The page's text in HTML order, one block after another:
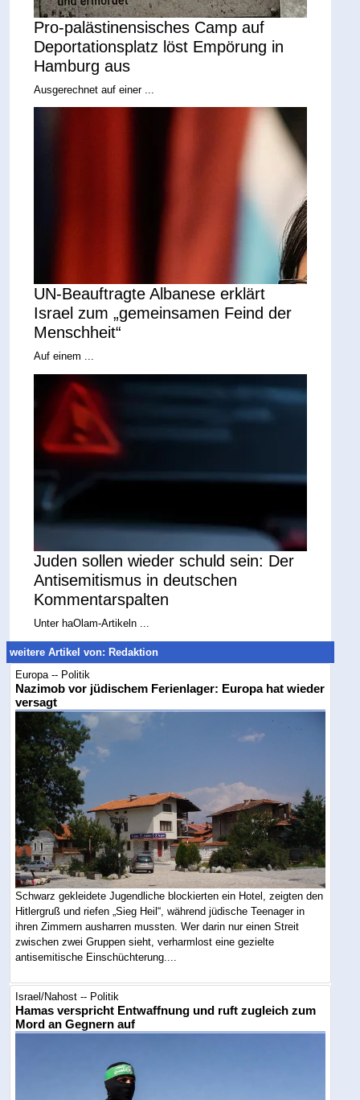
Pro-palästinensisches Camp auf
Deportationsplatz löst Empörung in
Hamburg aus
Ausgerechnet auf einer ...
UN-Beauftragte Albanese erklärt
Israel zum „gemeinsamen Feind der
Menschheit“
Auf einem ...
Juden sollen wieder schuld sein: Der
Antisemitismus in deutschen
Kommentarspalten
Unter haOlam-Artikeln ...
weitere Artikel von: Redaktion
Europa -- Politik
Nazimob vor jüdischem Ferienlager: Europa hat wieder
versagt
Schwarz gekleidete Jugendliche blockierten ein Hotel, zeigten den
Hitlergruß und riefen „Sieg Heil“, während jüdische Teenager in
ihren Zimmern ausharren mussten. Wer darin nur einen Streit
zwischen zwei Gruppen sieht, verharmlost eine gezielte
antisemitische Einschüchterung....
Israel/Nahost -- Politik
Hamas verspricht Entwaffnung und ruft zugleich zum
Mord an Gegnern auf